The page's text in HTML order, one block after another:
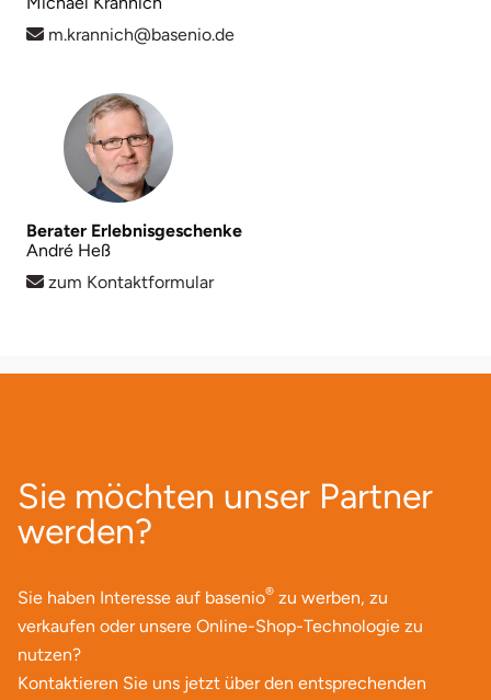
m.krannich@basenio.de
Berater Erlebnisgeschenke
André Heß
zum Kontaktformular
Sie möchten unser Partner
werden?
Sie haben Interesse auf basenio® zu werben, zu
verkaufen oder unsere Online-Shop-Technologie zu
nutzen?
Kontaktieren Sie uns jetzt über den entsprechenden